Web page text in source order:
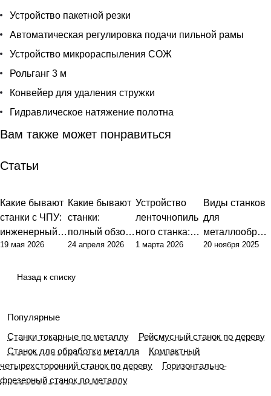
Устройство пакетной резки
Автоматическая регулировка подачи пильной рамы
Устройство микрораспыления СОЖ
Рольганг 3 м
Конвейер для удаления стружки
Гидравлическое натяжение полотна
Вам также может понравиться
Статьи
Какие бывают
станки с ЧПУ:
инженерный
подход к
и и выбору
19 мая 2026
Какие бывают
станки:
полный обзор
типов и их
24 апреля 2026
Устройство
ленточнопиль
ного станка:
базовые
1 марта 2026
Виды станков
для
металлообраб
отки: полный
20 ноября 2025
Назад к списку
Популярные
Станки токарные по металлу
Рейсмусный станок по дереву
Станок для обработки металла
Компактный
четырехсторонний станок по дереву
Горизонтально-
фрезерный станок по металлу